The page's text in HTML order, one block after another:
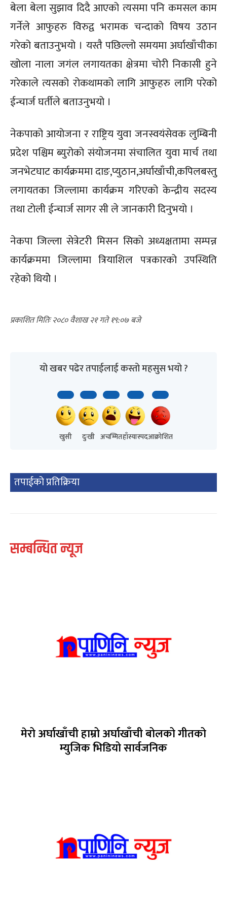
बेला बेला सुझाव दिदै आएको त्यसमा पनि कमसल काम
गर्नेले आफुहरु विरुद्व भरामक चन्दाको विषय उठान
गरेको बताउनुभयो । यस्तै पछिल्लो समयमा अर्घाखाँचीका
खोला नाला जगंल लगायतका क्षेत्रमा चोरी निकासी हुने
गरेकाले त्यसको रोकथामको लागि आफुहरु लागि परेको
ईन्चार्ज घर्तीले बताउनुभयो ।
नेकपाको आयोजना र राष्ट्रिय युवा जनस्वयंसेवक लुम्बिनी
प्रदेश पश्चिम ब्युरोको संयोजनमा संचालित युवा मार्च तथा
जनभेटघाट कार्यक्रममा दाङ,प्युठान,अर्घाखाँची,कपिलबस्तु
लगायतका जिल्लामा कार्यक्रम गरिएको केन्द्रीय सदस्य
तथा टाेली ईन्चार्ज सागर सी ले जानकारी दिनुभयो ।
नेकपा जिल्ला सेत्रेटरी मिसन सिकाे अध्यक्षतामा सम्पन्न
कार्यक्रममा जिल्लामा त्रियाशिल पत्रकारको उपस्थिति
रहेको थियोे ।
२०८० वैशाख २१ गते १९:०७
यो खबर पढेर तपाईलाई कस्तो महसुस भयो ?
खुसी दुःखी अचम्मितहाँस्यास्पदआक्रोशित
तपाईको प्रतिक्रिया
सम्बन्धित न्यूज
मेरो अर्घाखाँची हाम्रो अर्घाखाँची बोलको गीतको
म्युजिक भिडियो सार्वजनिक